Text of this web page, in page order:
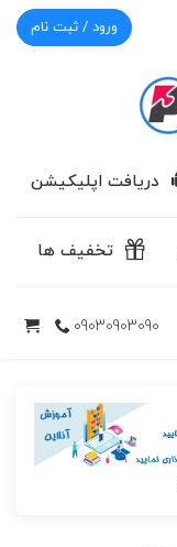
ورود / ثبت نام
دریافت اپلیکیشن
تخفیف ها
09030903090